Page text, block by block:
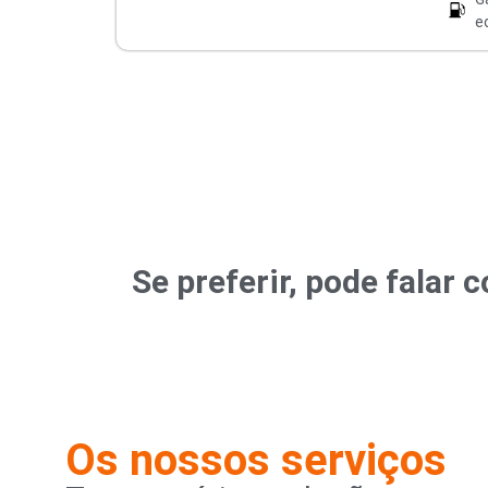
Se preferir, pode falar
Os nossos serviços